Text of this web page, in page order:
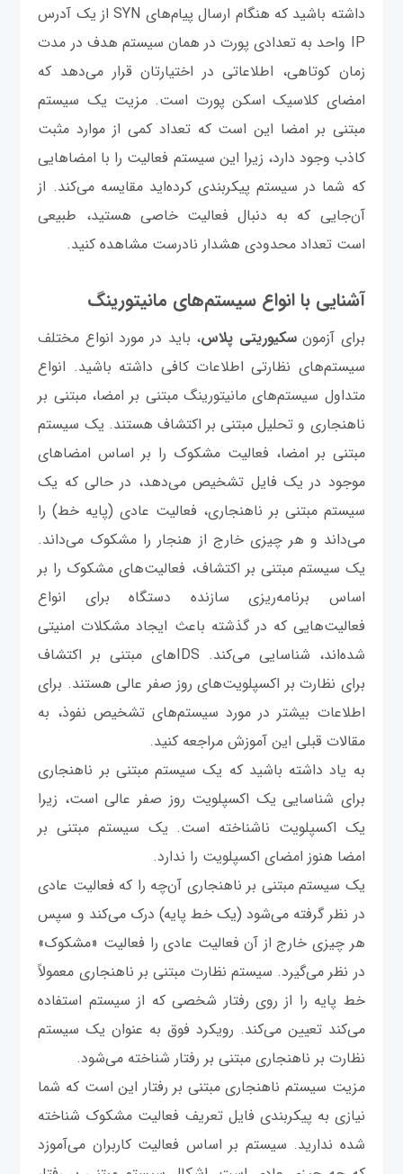
داشته باشید که هنگام ارسال پیام‌های SYN از یک آدرس
IP واحد به تعدادی پورت در همان سیستم هدف در مدت
زمان کوتاهی، اطلاعاتی در اختیارتان قرار می‌دهد که
امضای کلاسیک اسکن پورت است. مزیت یک سیستم
مبتنی بر امضا این است که تعداد کمی از موارد مثبت
کاذب وجود دارد، زیرا این سیستم فعالیت را با امضاهایی
که شما در سیستم پیکربندی کرده‌اید مقایسه می‌کند. از
آن‌جایی که به دنبال فعالیت خاصی هستید، طبیعی
است تعداد محدودی هشدار نادرست مشاهده کنید.
آشنایی با انواع سیستم‌های مانیتورینگ
برای آزمونسکیوریتی پلاس، باید در مورد انواع مختلف
سیستم‌های نظارتی اطلاعات کافی داشته باشید. انواع
متداول سیستم‌های مانیتورینگ مبتنی بر امضا، مبتنی بر
ناهنجاری و تحلیل مبتنی بر اکتشاف هستند. یک سیستم
مبتنی بر امضا، فعالیت مشکوک را بر اساس امضاهای
موجود در یک فایل تشخیص می‌دهد، در حالی که یک
سیستم مبتنی بر ناهنجاری، فعالیت عادی (پایه خط) را
می‌داند و هر چیزی خارج از هنجار را مشکوک می‌داند.
یک سیستم مبتنی بر اکتشاف، فعالیت‌های مشکوک را بر
اساس برنامه‌ریزی سازنده دستگاه برای انواع
فعالیت‌هایی که در گذشته باعث ایجاد مشکلات امنیتی
شده‌اند، شناسایی می‌کند. IDSهای مبتنی بر اکتشاف
برای نظارت بر اکسپلویت‌های روز صفر عالی هستند. برای
اطلاعات بیشتر در مورد سیستم‌های تشخیص نفوذ، به
مقالات قبلی این آموزش مراجعه کنید.
به یاد داشته باشید که یک سیستم مبتنی بر ناهنجاری
برای شناسایی یک اکسپلویت روز صفر عالی است، زیرا
یک اکسپلویت ناشناخته است. یک سیستم مبتنی بر
امضا هنوز امضای اکسپلویت را ندارد.
یک سیستم مبتنی بر ناهنجاری آن‌چه را که فعالیت عادی
در نظر گرفته می‌شود (یک خط پایه) درک می‌کند و سپس
هر چیزی خارج از آن فعالیت عادی را فعالیت «مشکوک»
در نظر می‌گیرد. سیستم نظارت مبتنی بر ناهنجاری معمولاً
خط پایه را از روی رفتار شخصی که از سیستم استفاده
می‌کند تعیین می‌کند. رویکرد فوق به عنوان یک سیستم
نظارت بر ناهنجاری مبتنی بر رفتار شناخته می‌شود.
مزیت سیستم ناهنجاری مبتنی بر رفتار این است که شما
نیازی به پیکربندی فایل تعریف فعالیت مشکوک شناخته
شده ندارید. سیستم بر اساس فعالیت کاربران می‌آموزد